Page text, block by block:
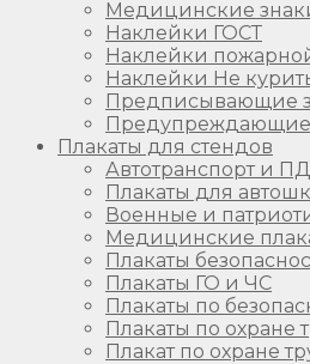
Медицинские
Наклейки ГОСТ
Наклейки
Наклейки Не
Предписывающие
Предупреждающие
Плакаты для стендов
Автотранспорт и
Плакаты для
Военные и
Медицинские
Плакаты
Плакаты ГО и ЧС
Плакаты по
Плакаты по охране
Плакат по охране